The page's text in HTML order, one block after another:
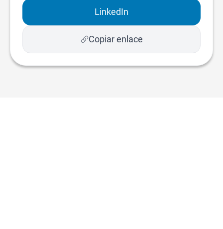
LinkedIn
Copiar enlace